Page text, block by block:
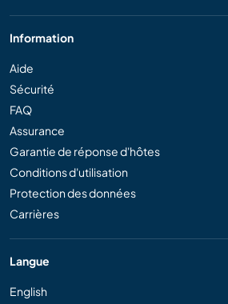
Information
Aide
Sécurité
FAQ
Assurance
Garantie de réponse d'hôtes
Conditions d'utilisation
Protection des données
Carrières
Langue
English